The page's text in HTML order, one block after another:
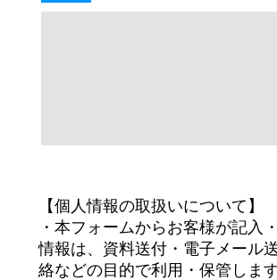
【個人情報の取扱いについて】
・本フォームからお客様が記入
情報は、資料送付・電子メール
絡などの目的で利用・保管します